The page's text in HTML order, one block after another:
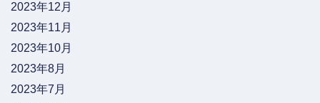
2023年12月
2023年11月
2023年10月
2023年8月
2023年7月